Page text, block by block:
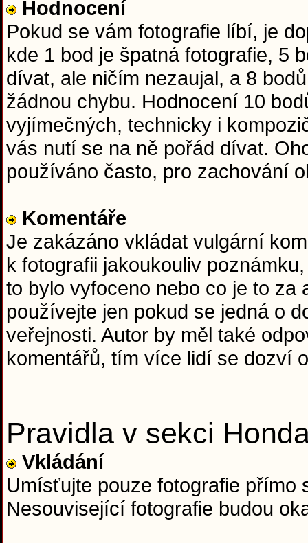
Hodnocení
Pokud se vám fotografie líbí, je
kde 1 bod je špatná fotografie, 5
dívat, ale ničím nezaujal, a 8
žádnou chybu. Hodnocení 10
vyjímečných, technicky i
vás nutí se na ně pořád dívat.
používáno často, pro zachování
Komentáře
Je zakázáno vkládat vulgární
k fotografii jakoukouliv
to bylo vyfoceno nebo co je to za
používejte jen pokud se jedná o
veřejnosti. Autor by měl také
komentářů, tím více lidí se dozví
Pravidla v sekci
Vkládání
Umísťujte pouze fotografie přímo
Nesouvisející fotografie budou